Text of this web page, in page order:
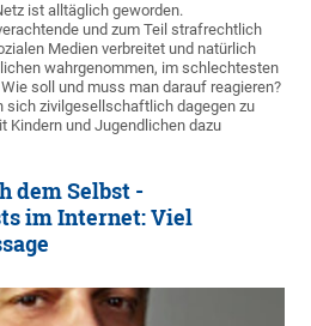
ist alltäglich geworden.
und zum Teil strafrechtlich
Medien verbreitet und natürlich
wahrgenommen, im schlechtesten
soll und muss man darauf reagieren?
sich zivilgesellschaftlich dagegen zu
Kindern und Jugendlichen dazu
dem Selbst -
im Internet: Viel